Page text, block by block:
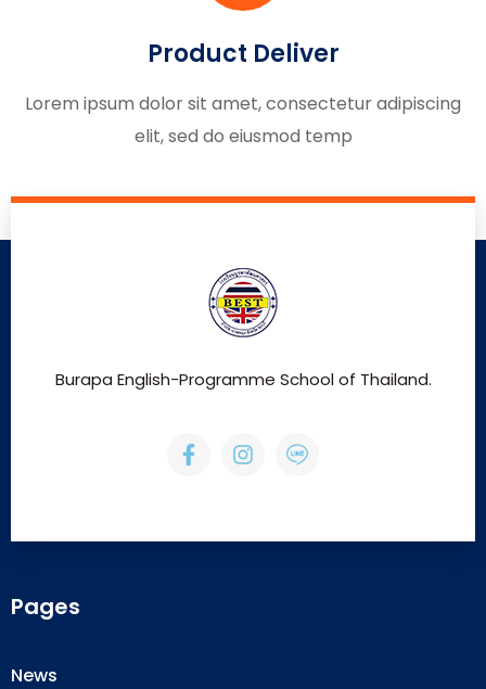
Product Deliver
Lorem ipsum dolor sit amet, consectetur adipiscing
elit, sed do eiusmod temp
Burapa English-Programme School of Thailand.
Pages
News